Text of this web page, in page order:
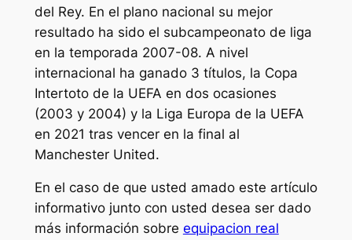
del Rey. En el plano nacional su mejor
resultado ha sido el subcampeonato de liga
en la temporada 2007-08. A nivel
internacional ha ganado 3 títulos, la Copa
Intertoto de la UEFA en dos ocasiones
(2003 y 2004) y la Liga Europa de la UEFA
en 2021 tras vencer en la final al
Manchester United.
En el caso de que usted amado este artículo
informativo junto con usted desea ser dado
más información sobre equipacion real